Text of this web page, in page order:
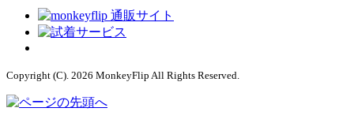
Copyright (C). 2026 MonkeyFlip All Rights Reserved.